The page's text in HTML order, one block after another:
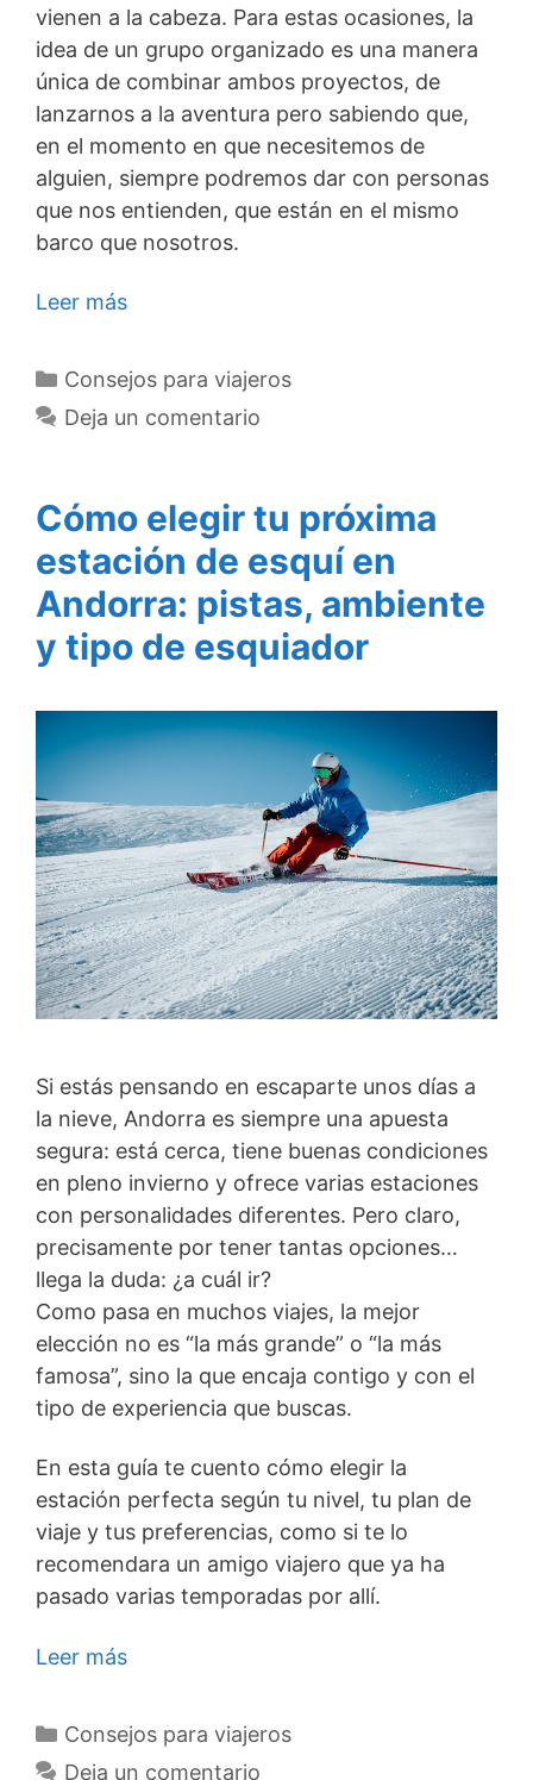
vienen a la cabeza. Para estas ocasiones, la
idea de un grupo organizado es una manera
única de combinar ambos proyectos, de
lanzarnos a la aventura pero sabiendo que,
en el momento en que necesitemos de
alguien, siempre podremos dar con personas
que nos entienden, que están en el mismo
barco que nosotros.
Leer más
Categorías
Consejos para viajeros
Deja un comentario
Cómo elegir tu próxima
estación de esquí en
Andorra: pistas, ambiente
y tipo de esquiador
Si estás pensando en escaparte unos días a
la nieve, Andorra es siempre una apuesta
segura: está cerca, tiene buenas condiciones
en pleno invierno y ofrece varias estaciones
con personalidades diferentes. Pero claro,
precisamente por tener tantas opciones…
llega la duda: ¿a cuál ir?
Como pasa en muchos viajes, la mejor
elección no es “la más grande” o “la más
famosa”, sino la que encaja contigo y con el
tipo de experiencia que buscas.
En esta guía te cuento cómo elegir la
estación perfecta según tu nivel, tu plan de
viaje y tus preferencias, como si te lo
recomendara un amigo viajero que ya ha
pasado varias temporadas por allí.
Leer más
Categorías
Consejos para viajeros
Deja un comentario